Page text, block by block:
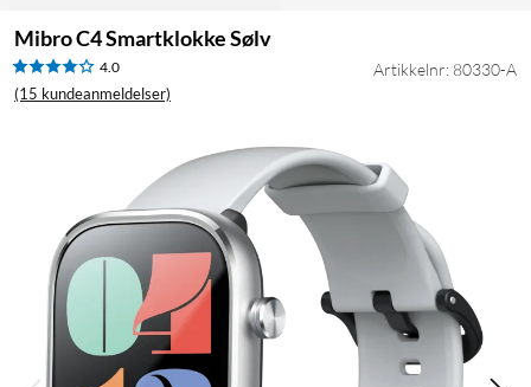
Mibro C4 Smartklokke Sølv
4.0
(15 kundeanmeldelser)
Artikkelnr: 80330-A